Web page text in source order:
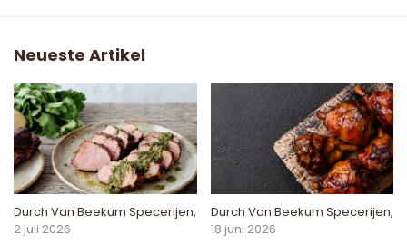
Neueste Artikel
Durch Van Beekum Specerijen,
2 juli 2026
Durch Van Beekum Specerijen,
18 juni 2026